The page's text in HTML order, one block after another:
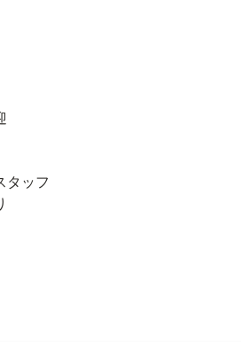
タッフ